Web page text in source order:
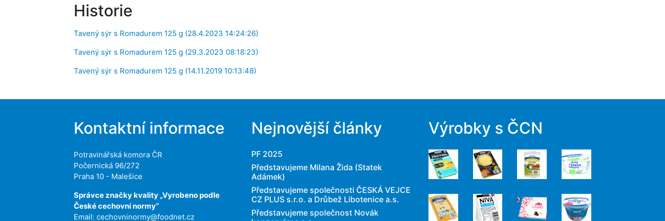
Historie
Tavený sýr s Romadurem 125 g (28.4.2023 14:24:26)
Tavený sýr s Romadurem 125 g (29.3.2023 08:18:23)
Tavený sýr s Romadurem 125 g (14.11.2019 10:13:48)
Kontaktní informace
Potravinářská komora ČR
Počernická 96/272
Praha 10 - Malešice
Správce značky kvality „Vyrobeno podle
České cechovní normy“
Email:cechovninormy@foodnet.cz
Nejnovější články
PF 2025
Představujeme Milana Žida (Statek
Adámek)
Představujeme společnosti ČESKÁ VEJCE
CZ PLUS s.r.o. a Drůbež Libotenice a.s.
Představujeme společnost Novák
Výrobky s ČCN